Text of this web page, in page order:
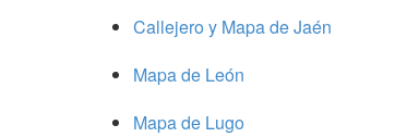
Callejero y Mapa de Jaén
Mapa de León
Mapa de Lugo